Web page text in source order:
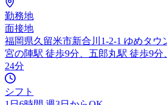
勤務地
面接地
福岡県久留米市新合川1-2-1 ゆめタウ
宮の陣駅 徒歩9分、五郎丸駅 徒歩9
24分
シフト